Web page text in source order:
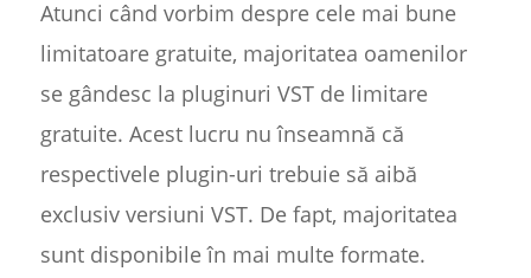
Atunci când vorbim despre cele mai bune
limitatoare gratuite, majoritatea oamenilor
se gândesc la pluginuri VST de limitare
gratuite. Acest lucru nu înseamnă că
respectivele plugin-uri trebuie să aibă
exclusiv versiuni VST. De fapt, majoritatea
sunt disponibile în mai multe formate.